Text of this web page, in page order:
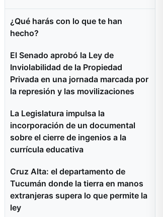
¿Qué harás con lo que te han
hecho?
El Senado aprobó la Ley de
Inviolabilidad de la Propiedad
Privada en una jornada marcada por
la represión y las movilizaciones
La Legislatura impulsa la
incorporación de un documental
sobre el cierre de ingenios a la
currícula educativa
Cruz Alta: el departamento de
Tucumán donde la tierra en manos
extranjeras supera lo que permite la
ley